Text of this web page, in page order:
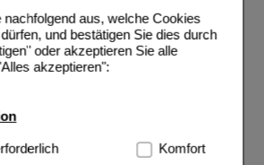
nachfolgend aus, welche Cookies
und bestätigen Sie dies durch
oder akzeptieren Sie alle
akzeptieren":
Hierbei handelt es sich um
Komfort
Freiumschläge anfordern
Freiumschläge downloaden
Auslandsbestellung
Reklamation
Widerrufsformular